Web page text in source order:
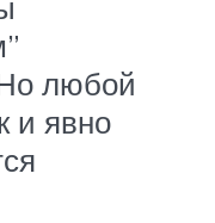
любой
и явно